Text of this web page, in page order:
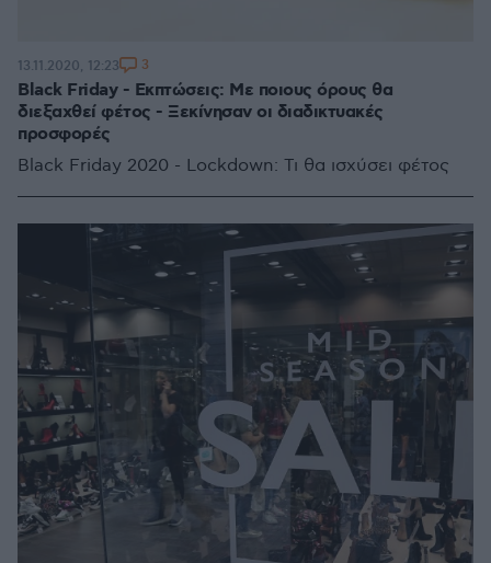
Black Friday - Εκπτώσεις: Με ποιους όρους θα
διεξαχθεί φέτος - Ξεκίνησαν οι διαδικτυακές
προσφορές
Black Friday 2020 - Lockdown: Τι θα ισχύσει φέτος
13.11.2020, 12:23 3